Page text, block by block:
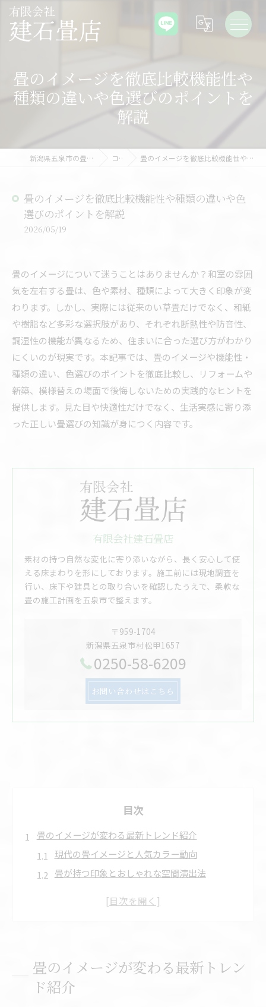
畳のイメージを徹底比較機能性や
種類の違いや色選びのポイントを
解説
新潟県五泉市の畳なら有限会社建石畳店 コラム 畳のイメージを徹底比較機能性や種類の違いや色選びのポイントを解説
畳のイメージを徹底比較機能性や種類の違いや色
選びのポイントを解説
2026/05/19
畳のイメージについて迷うことはありませんか？和室の雰囲
気を左右する畳は、色や素材、種類によって大きく印象が変
わります。しかし、実際には従来のい草畳だけでなく、和紙
や樹脂など多彩な選択肢があり、それぞれ断熱性や防音性、
調湿性の機能が異なるため、住まいに合った選び方がわかり
にくいのが現実です。本記事では、畳のイメージや機能性・
種類の違い、色選びのポイントを徹底比較し、リフォームや
新築、模様替えの場面で後悔しないための実践的なヒントを
提供します。見た目や快適性だけでなく、生活実感に寄り添
った正しい畳選びの知識が身につく内容です。
有限会社建石畳店
素材の持つ自然な変化に寄り添いながら、長く安心して使
える床まわりを形にしております。施工前には現地調査を
行い、床下や建具との取り合いを確認したうえで、柔軟な
畳の施工計画を五泉市で整えます。
〒959-1704
新潟県五泉市村松甲1657
0250-58-6209
お問い合わせはこちら
目次
畳のイメージが変わる最新トレンド紹介
現代の畳イメージと人気カラー動向
畳が持つ印象とおしゃれな空間演出法
和室の印象を変える畳の特性と特徴
カラー畳のおしゃれな組み合わせ実践術
畳の色選びと人気ランキングの傾向
畳のイメージが変わる最新トレン
ド紹介